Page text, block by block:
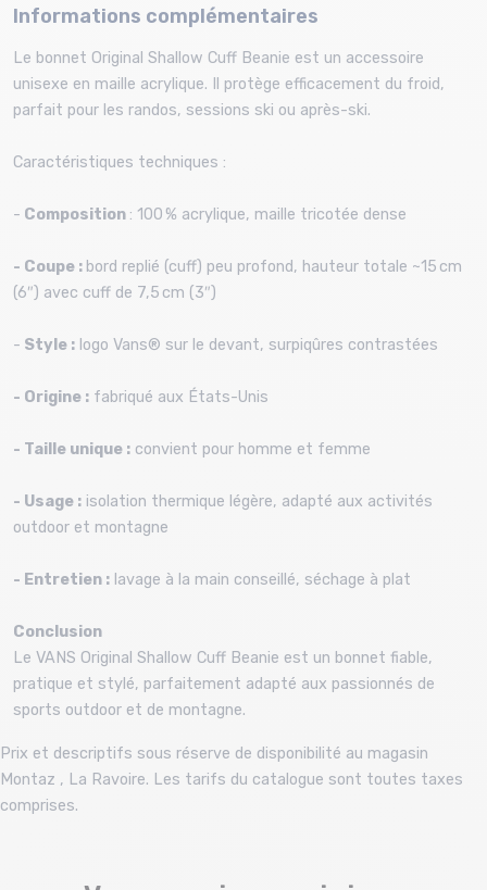
Informations complémentaires
Le bonnet Original Shallow Cuff Beanie est un accessoire
unisexe en maille acrylique. Il protège efficacement du froid,
parfait pour les randos, sessions ski ou après-ski.
Caractéristiques techniques :
- Composition : 100 % acrylique, maille tricotée dense
- Coupe : bord replié (cuff) peu profond, hauteur totale ~15 cm
(6″) avec cuff de 7,5 cm (3″)
- Style : logo Vans® sur le devant, surpiqûres contrastées
- Origine : fabriqué aux États-Unis
- Taille unique : convient pour homme et femme
- Usage : isolation thermique légère, adapté aux activités
outdoor et montagne
- Entretien : lavage à la main conseillé, séchage à plat
Conclusion
Le VANS Original Shallow Cuff Beanie est un bonnet fiable,
pratique et stylé, parfaitement adapté aux passionnés de
sports outdoor et de montagne.
Prix et descriptifs sous réserve de disponibilité au magasin
Montaz , La Ravoire. Les tarifs du catalogue sont toutes taxes
comprises.